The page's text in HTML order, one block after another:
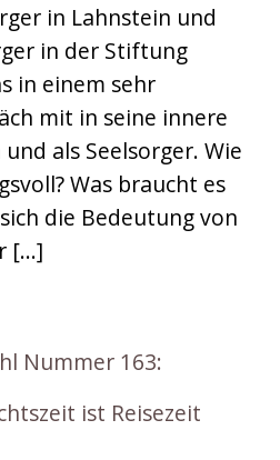
in Lahnstein und
in der Stiftung
in einem sehr
mit in seine innere
als Seelsorger. Wie
Was braucht es
die Bedeutung von
[…]
Nummer 163:
ist Reisezeit